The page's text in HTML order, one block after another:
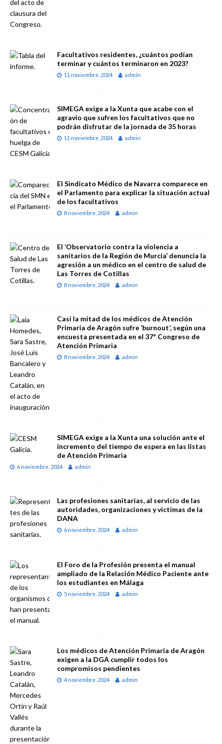
Facultativos residentes, ¿cuántos podían
terminar y cuántos terminaron en 2023?
11 noviembre, 2024 admin
SIMEGA exige a la Xunta que acabe con el
agravio que sufren los facultativos que no
podrán disfrutar de la jornada de 35 horas
11 noviembre, 2024 admin
El Sindicato Médico de Navarra comparece en
el Parlamento para explicar la situación actual
de los facultativos
8 noviembre, 2024 admin
El ‘Observatorio contra la violencia a
sanitarios de la Región de Murcia’ denuncia la
agresión a un médico en el centro de salud de
Las Torres de Cotillas
8 noviembre, 2024 admin
Casi la mitad de los médicos de Atención
Primaria de Aragón sufre ‘burnout’, según una
encuesta presentada en el 37º Congreso de
Atención Primaria
8 noviembre, 2024 admin
SIMEGA exige a la Xunta una solución ante el
incremento del tiempo de espera en las listas
de Atención Primaria
6 noviembre, 2024 admin
Las profesiones sanitarias, al servicio de las
autoridades, organizaciones y víctimas de la
DANA
6 noviembre, 2024 admin
El Foro de la Profesión presenta el manual
ampliado de la Relación Médico Paciente ante
los estudiantes en Málaga
5 noviembre, 2024 admin
Los médicos de Atención Primaria de Aragón
exigen a la DGA cumplir todos los
compromisos pendientes
4 noviembre, 2024 admin